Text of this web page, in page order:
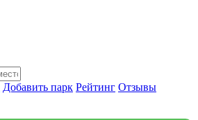
Добавить парк Рейтинг Отзывы